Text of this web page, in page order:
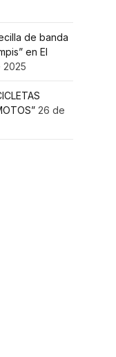
de banda
en El
2025
26 de